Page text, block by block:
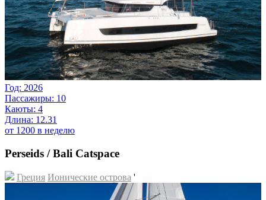
Год: 2026
Пассажиры: 10
Каюты: 4
Длина: 12.31
от 1200 в неделю
Perseids / Bali Catspace
Греция Ионические острова '